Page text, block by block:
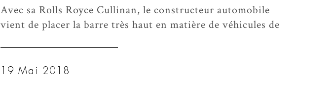
Avec sa Rolls Royce Cullinan, le constructeur automobile
vient de placer la barre très haut en matière de véhicules de
19 Mai 2018